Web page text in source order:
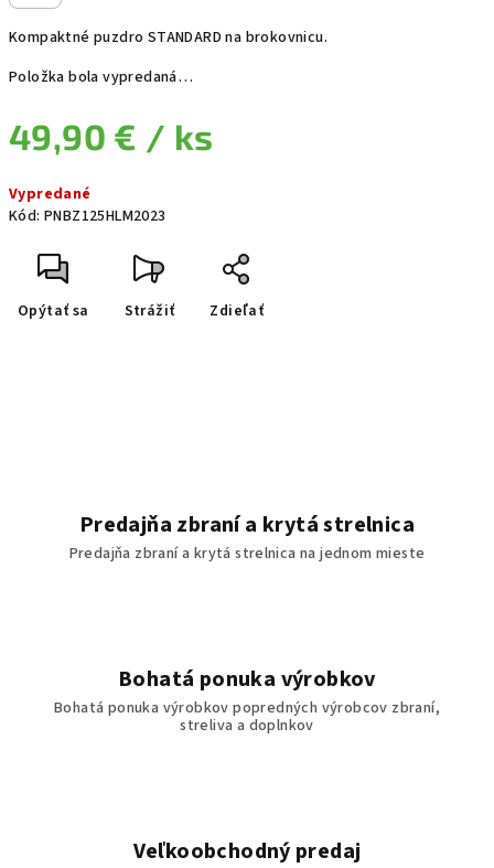
Kompaktné puzdro STANDARD na brokovnicu.
Položka bola vypredaná…
49,90 € / ks
Vypredané
Kód: PNBZ125HLM2023
Opýtať sa Strážiť Zdieľať
Predajňa zbraní a krytá strelnica
Predajňa zbraní a krytá strelnica na jednom mieste
Bohatá ponuka výrobkov
Bohatá ponuka výrobkov popredných výrobcov zbraní,
streliva a doplnkov
Veľkoobchodný predaj